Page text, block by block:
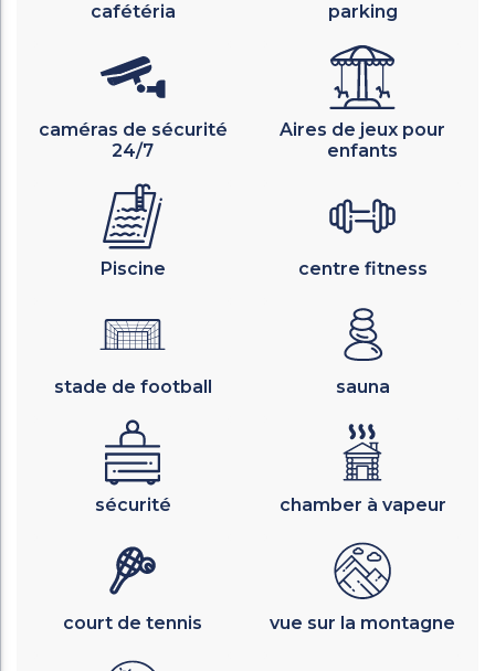
cafétéria parking
caméras de sécurité
24/7
Aires de jeux pour
enfants
Piscine centre fitness
stade de football sauna
sécurité chamber à vapeur
court de tennis vue sur la montagne